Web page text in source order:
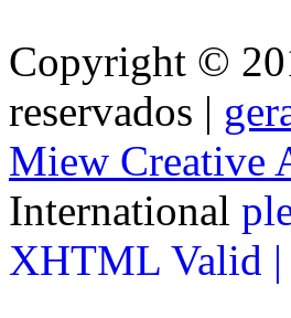
Copyright ©
reservados |
Miew Creative
International
XHTML Valid |